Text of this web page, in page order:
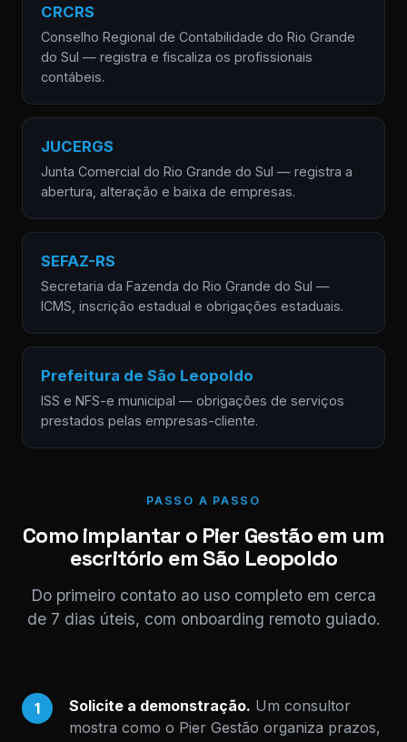
CRCRS
Conselho Regional de Contabilidade do Rio Grande
do Sul — registra e fiscaliza os profissionais
contábeis.
JUCERGS
Junta Comercial do Rio Grande do Sul — registra a
abertura, alteração e baixa de empresas.
SEFAZ-RS
Secretaria da Fazenda do Rio Grande do Sul —
ICMS, inscrição estadual e obrigações estaduais.
Prefeitura de São Leopoldo
ISS e NFS-e municipal — obrigações de serviços
prestados pelas empresas-cliente.
PASSO A PASSO
Como implantar o Pier Gestão em um
escritório em São Leopoldo
Do primeiro contato ao uso completo em cerca
de 7 dias úteis, com onboarding remoto guiado.
1 Solicite a demonstração. Um consultor
mostra como o Pier Gestão organiza prazos,